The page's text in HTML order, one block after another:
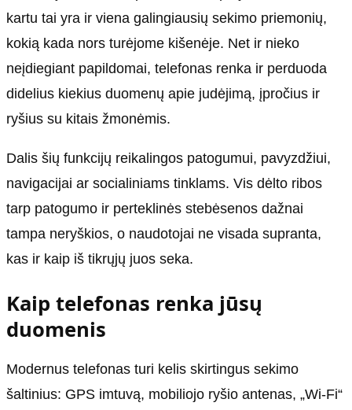
kartu tai yra ir viena galingiausių sekimo priemonių,
kokią kada nors turėjome kišenėje. Net ir nieko
neįdiegiant papildomai, telefonas renka ir perduoda
didelius kiekius duomenų apie judėjimą, įpročius ir
ryšius su kitais žmonėmis.
Dalis šių funkcijų reikalingos patogumui, pavyzdžiui,
navigacijai ar socialiniams tinklams. Vis dėlto ribos
tarp patogumo ir perteklinės stebėsenos dažnai
tampa neryškios, o naudotojai ne visada supranta,
kas ir kaip iš tikrųjų juos seka.
Kaip telefonas renka jūsų
duomenis
Modernus telefonas turi kelis skirtingus sekimo
šaltinius: GPS imtuvą, mobiliojo ryšio antenas, „Wi‑Fi“